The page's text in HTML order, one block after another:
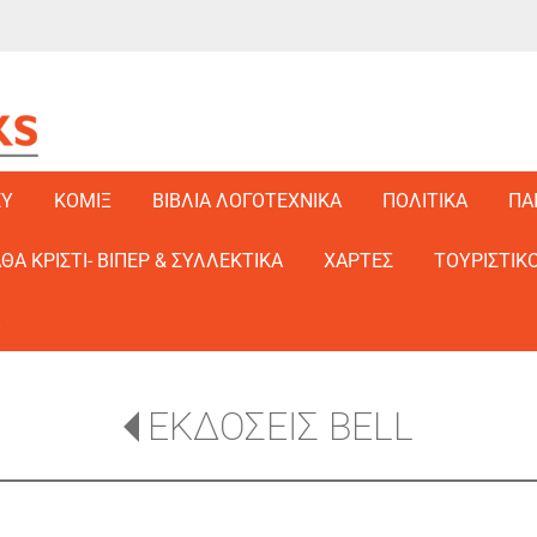
ΚΟΜΙΞ ΒΙΒΛΙΑ ΛΟΓΟΤΕΧΝΙΚΑ ΠΟΛΙΤΙΚΑ
ΚΡΙΣΤΙ- ΒΙΠΕΡ & ΣΥΛΛΕΚΤΙΚΑ ΧΑΡΤΕΣ
ΕΚΔΟΣΕΙΣ BELL